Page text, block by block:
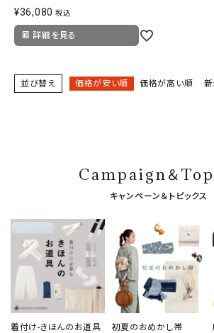
絞り込んで検索
SHOPPING GUIDE
INFORMATION
¥36,080 税込
詳細を見る
並び替え 価格が安い順 価格が高い順
Campaign＆
キャンペーン＆トピックス
着付け-きほんのお道具 初夏のおめかし帯